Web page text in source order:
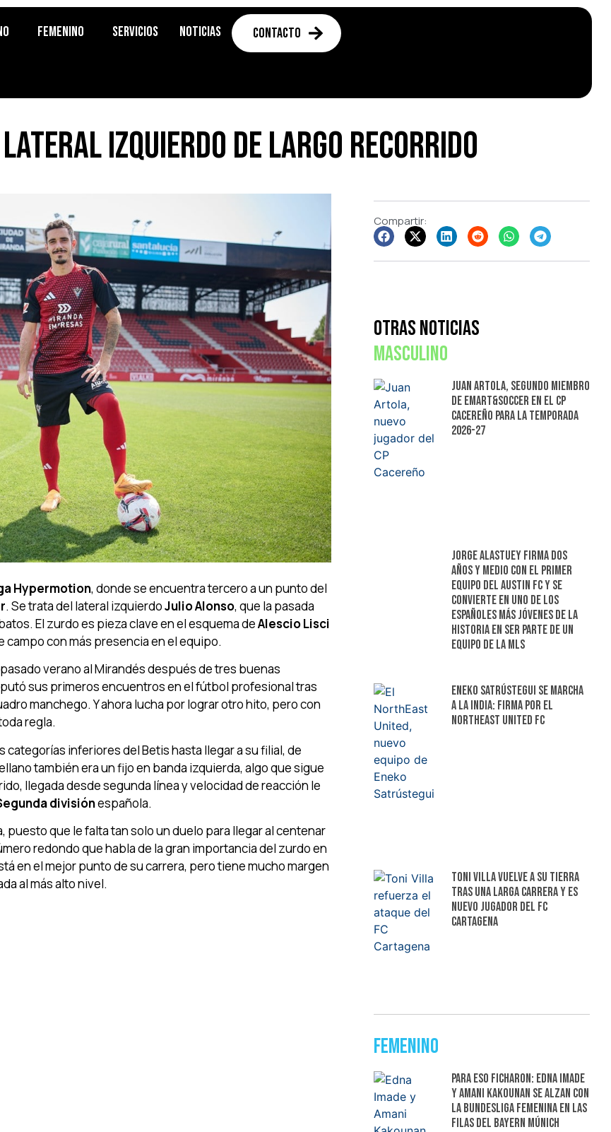
Femenino Servicios Noticias Contacto
lateral izquierdo de largo recorrido
Hypermotion, donde se encuentra tercero a un punto del
. Se trata del lateral izquierdoJulio Alonso, que la pasada
El zurdo es pieza clave en el esquema deAlescio Lisci
con más presencia en el equipo.
verano al Mirandés después de tres buenas
sus primeros encuentros en el fútbol profesional tras
manchego. Y ahora lucha por lograr otro hito, pero con
regla.
categorías inferiores del Betis hasta llegar a su filial, de
también era un fijo en banda izquierda, algo que sigue
llegada desde segunda línea y velocidad de reacción le
divisiónespañola.
puesto que le falta tan solo un duelo para llegar al centenar
redondo que habla de la gran importancia del zurdo en
en el mejor punto de su carrera, pero tiene mucho margen
al más alto nivel.
Compartir:
Otras Noticias
Masculino
Juan Artola, segundo miembro
de Emart&Soccer en el CP
Cacereño para la temporada
2026-27
Jorge Alastuey firma dos
años y medio con el primer
equipo del Austin FC y se
convierte en uno de los
españoles más jóvenes de la
historia en ser parte de un
equipo de la MLS
Eneko Satrústegui se marcha
a la India: firma por el
NorthEast United FC
Toni Villa vuelve a su tierra
tras una larga carrera y es
nuevo jugador del FC
Cartagena
Femenino
Para eso ficharon: Edna Imade
y Amani Kakounan se alzan con
la Bundesliga femenina en las
filas del Bayern Múnich